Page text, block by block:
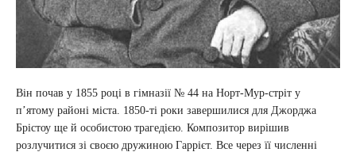
Він почав у 1855 році в гімназії № 44 на Норт-Мур-стріт у
п’ятому районі міста. 1850-ті роки завершилися для Джорджа
Брістоу ще й особистою трагедією. Композитор вирішив
розлучитися зі своєю дружиною Гаррієт. Все через її численні